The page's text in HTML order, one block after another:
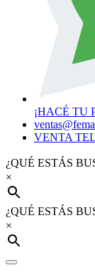
¡HACÉ TU
VENTA
¿QUÉ ESTÁS
×
¿QUÉ ESTÁS
×